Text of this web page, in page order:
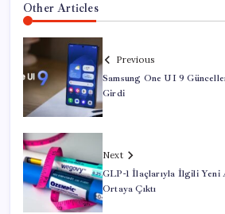
Other Articles
Previous
Samsung One UI 9
Girdi
Next
GLP-1 İlaçlarıyla İlgili Yeni
Ortaya Çıktı